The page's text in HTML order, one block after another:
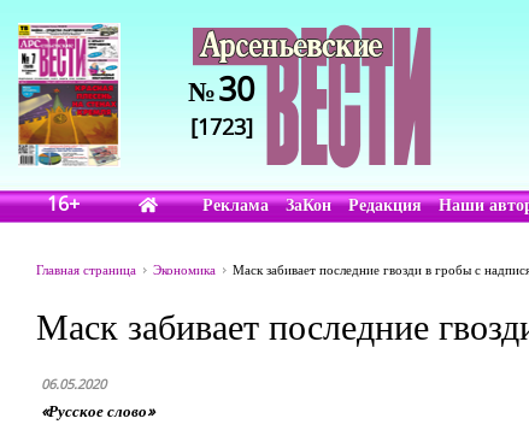
№30
[1723]
16+ Реклама ЗаКон Редакция Наши
Главная страница Экономика Маск забивает последние гвозди в гробы с
Маск забивает последние
06.05.2020
«Русское слово»